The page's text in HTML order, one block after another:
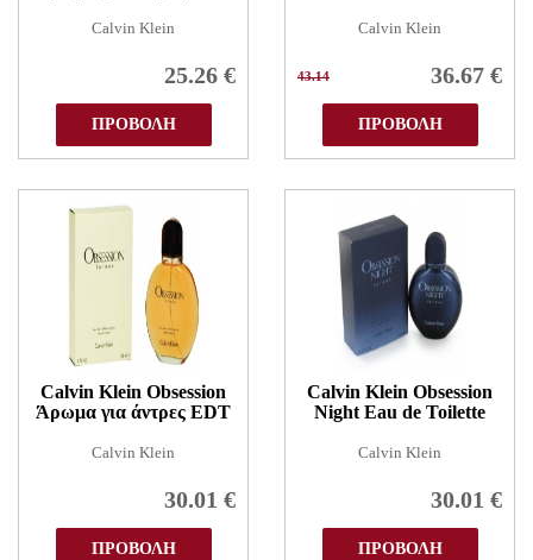
Calvin Klein
25.26 €
ΠΡΟΒΟΛΗ
Calvin Klein
36.67 €
43.14
ΠΡΟΒΟΛΗ
Calvin Klein Obsession
Άρωμα για άντρες EDT
Calvin Klein
30.01 €
ΠΡΟΒΟΛΗ
Calvin Klein Obsession
Night Eau de Toilette
Calvin Klein
30.01 €
ΠΡΟΒΟΛΗ